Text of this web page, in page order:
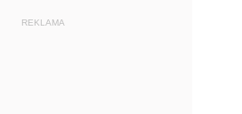
REKLAMA